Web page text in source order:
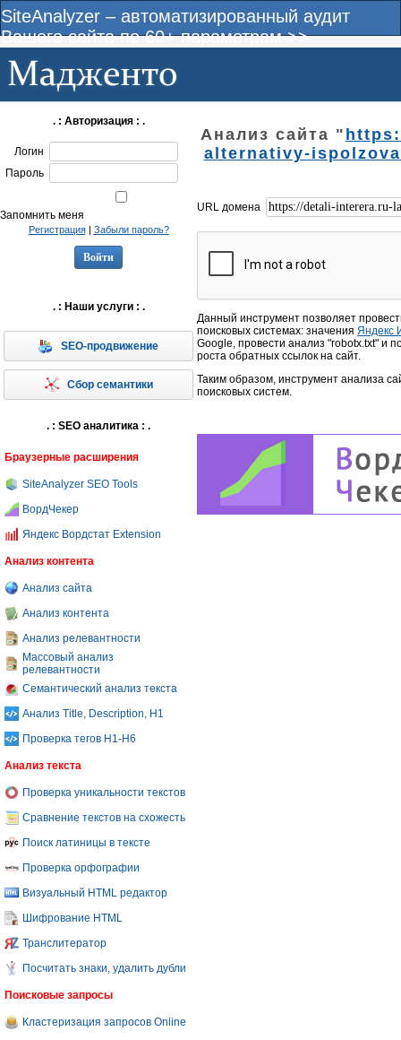
SiteAnalyzer – автоматизированный аудит
Вашего сайта по 60+ параметрам >>
. : Авторизация : .
Логин
Пароль
Запомнить меня
Регистрация| Забыли пароль?
. : Наши услуги : .
SEO-продвижение
Сбор семантики
. : SEO аналитика : .
Браузерные расширения
SiteAnalyzer SEO Tools
ВордЧекер
Яндекс Вордстат Extension
Анализ контента
Анализ сайта
Анализ контента
Анализ релевантности
Массовый анализ
релевантности
Семантический анализ текста
Анализ Title, Description, H1
Проверка тегов H1-H6
Анализ текста
Проверка уникальности текстов
Сравнение текстов на схожесть
Поиск латиницы в тексте
Проверка орфографии
Визуальный HTML редактор
Шифрование HTML
Транслитератор
Посчитать знаки, удалить дубли
Поисковые запросы
Кластеризация запросов Online
Анализ сайта "
alternativy-
URL домена
Данный инструмент позволяет
поисковых системах: значения Яндекс
Google, провести анализ "robotx.txt" и
роста обратных ссылок на сайт.
Таким образом, инструмент анализа
поисковых систем.